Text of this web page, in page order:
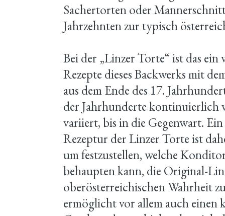
Sachertorten oder
Jahrzehnten zur typisch
Bei der „Linzer Torte“ ist das ein
Rezepte dieses Backwerks mit
aus dem Ende des 17.
der Jahrhunderte kontinuierlich
variiert, bis in die Gegenwart.
Rezeptur der Linzer Torte ist
um festzustellen, welche
behaupten kann, die Original-
oberösterreichischen Wahrheit
ermöglicht vor allem auch einen